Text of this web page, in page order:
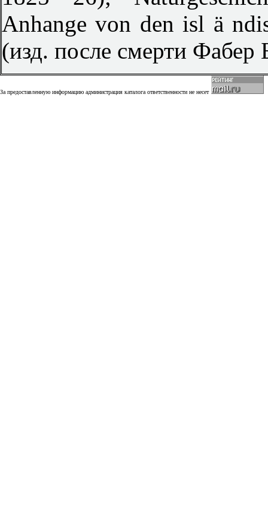
Anhange von den isl ä
(изд. после смерти
За предоставленную информацию администрация каталога ответственности не несет